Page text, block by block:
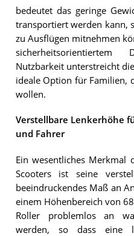
bedeutet das geringe
transportiert werden kann,
zu Ausflügen mitnehmen
Nutzbarkeit unterstreicht
ideale Option für Familien,
wollen.
Verstellbare Lenkerhöhe
und Fahrer
Ein wesentliches Merkmal
Scooters ist seine
beeindruckendes Maß an
einem Höhenbereich von
Roller problemlos an
werden, so dass eine